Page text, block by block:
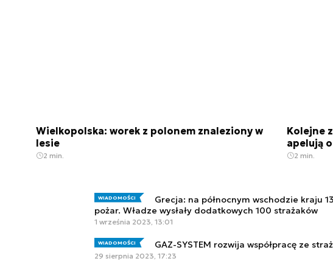
Wielkopolska: worek z polonem znaleziony w
lesie
2 min.
Kolejne
apelują
2 min.
WIADOMOŚCI
Grecja: na północnym wschodzie kraju
pożar. Władze wysłały dodatkowych 100 strażaków
1 września 2023, 13:01
WIADOMOŚCI GAZ-SYSTEM rozwija współpracę ze
29 sierpnia 2023, 17:23